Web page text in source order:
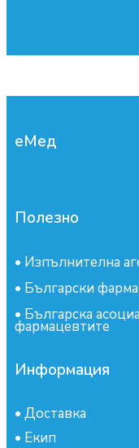
еМед
Полезно
• Изпълнителна
• Български
• Българска
фармацевтите
Информация
• Доставка
• Екип